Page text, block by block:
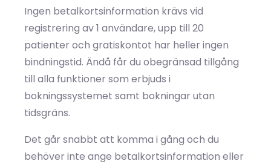
Ingen betalkortsinformation krävs vid
registrering av 1 användare, upp till 20
patienter och gratiskontot har heller ingen
bindningstid. Ändå får du obegränsad tillgång
till alla funktioner som erbjuds i
bokningssystemet samt bokningar utan
tidsgräns.
Det går snabbt att komma i gång och du
behöver inte ange betalkortsinformation eller